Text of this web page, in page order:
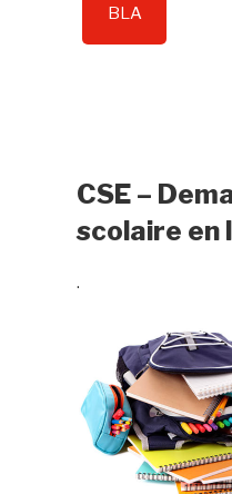
BLA
CSE –
scolaire en
.